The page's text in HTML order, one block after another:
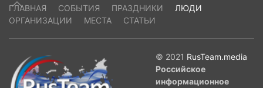
ГЛАВНАЯ СОБЫТИЯ ПРАЗДНИКИ
ЛЮДИ
ОРГАНИЗАЦИИ
МЕСТА СТАТЬИ
© 2021 RusTeam.media
Российское
информационное